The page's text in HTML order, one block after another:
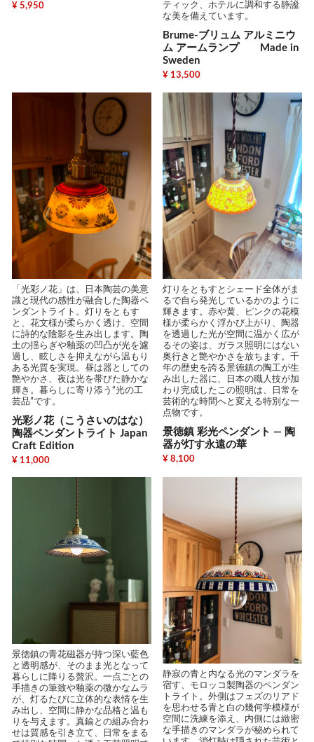
¥ 5,950
ティック、ホテルに調和する静謐
な美を備えています。
Brume-ブリュム アルミニウ
ム アームランプ Made in
Sweden
¥ 13,500
「光彩ノ花」は、日本陶芸の美意
識と現代の感性が融合した陶器ペ
ンダントライト。灯りをともす
と、花文様が柔らかく透け、空間
に詩的な陰影を生み出します。陶
土の揺らぎや釉薬の凹凸が光を濾
過し、眩しさを抑えながら温もり
ある光質を実現。昼は器としての
艶やかさ、夜は光を帯びた静かな
輝き。暮らしに寄り添う“光の工
芸品”です。
光彩ノ花（こうさいのはな）
陶器ペンダントライト Japan
Craft Edition
¥ 11,000
灯りをともすとシェード全体がま
るで自ら発光しているかのように
輝きます。赤や黄、ピンクの花模
様が柔らかく浮かび上がり、陶器
を透過した光が空間に温かく広が
るその姿は、ガラス照明にはない
奥行きと艶やかさを放ちます。千
年の歴史を誇る景徳鎮の陶工が生
み出した器に、日本の職人技が加
わり完成したこの照明は、日常を
芸術的な時間へと変える特別な一
点物です。
景徳鎮 彩光ペンダント ― 陶
器が灯す永遠の華
¥ 8,100
景徳鎮の青花磁器が持つ深い藍色
と透明感が、そのまま光となって
暮らしに降りる贅沢。一点ごとの
手描きの筆致や釉薬の微かなムラ
が、灯るたびに立体的な表情を生
み出し、空間に静かな品格と温も
りを与えます。真鍮との組み合わ
せは質感を引き立て、日常をまる
静寂の青と内なる光のマンダラを
宿す、モロッコ製陶器のペンダン
トライト。外側はフェズのリアド
を思わせる青と白の幾何学模様が
空間に洗練を添え、内側には緻密
な手描きのマンダラが秘められて